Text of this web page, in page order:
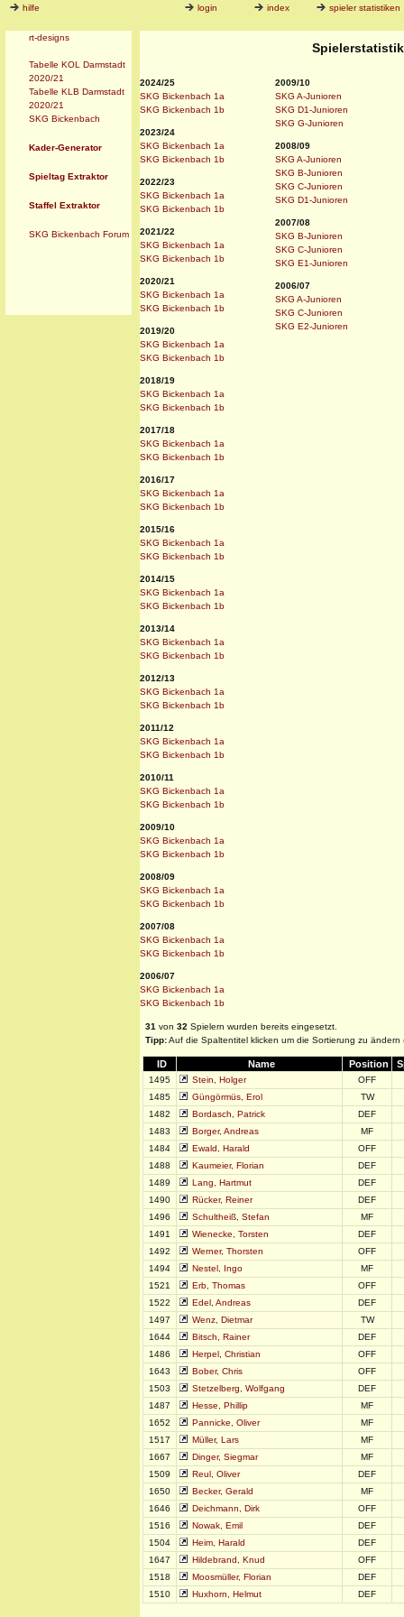
hilfe login index spieler statistiken
rt-designs
Tabelle KOL Darmstadt
2020/21
Tabelle KLB Darmstadt
2020/21
SKG Bickenbach
Kader-Generator
Spieltag Extraktor
Staffel Extraktor
SKG Bickenbach Forum
2024/25
SKG Bickenbach 1a
SKG Bickenbach 1b
2023/24
SKG Bickenbach 1a
SKG Bickenbach 1b
2022/23
SKG Bickenbach 1a
SKG Bickenbach 1b
2021/22
SKG Bickenbach 1a
SKG Bickenbach 1b
2020/21
SKG Bickenbach 1a
SKG Bickenbach 1b
2019/20
SKG Bickenbach 1a
SKG Bickenbach 1b
2018/19
SKG Bickenbach 1a
SKG Bickenbach 1b
2017/18
SKG Bickenbach 1a
SKG Bickenbach 1b
2016/17
SKG Bickenbach 1a
SKG Bickenbach 1b
2015/16
SKG Bickenbach 1a
SKG Bickenbach 1b
2014/15
SKG Bickenbach 1a
SKG Bickenbach 1b
2013/14
SKG Bickenbach 1a
SKG Bickenbach 1b
2012/13
SKG Bickenbach 1a
SKG Bickenbach 1b
2011/12
SKG Bickenbach 1a
SKG Bickenbach 1b
2010/11
SKG Bickenbach 1a
SKG Bickenbach 1b
2009/10
SKG Bickenbach 1a
SKG Bickenbach 1b
2008/09
SKG Bickenbach 1a
SKG Bickenbach 1b
2007/08
SKG Bickenbach 1a
SKG Bickenbach 1b
2006/07
SKG Bickenbach 1a
SKG Bickenbach 1b
2009/10
SKG A-Junioren
SKG D1-Junioren
SKG G-Junioren
2008/09
SKG A-Junioren
SKG B-Junioren
SKG C-Junioren
SKG D1-Junioren
2007/08
SKG B-Junioren
SKG C-Junioren
SKG E1-Junioren
2006/07
SKG A-Junioren
SKG C-Junioren
SKG E2-Junioren
31 von 32 Spielern wurden bereits eingesetzt.
Tipp:Auf die Spaltentitel klicken um die Sortierung zu
ID Name Position
1495 Stein, Holger
OFF
1485
Güngörmüs, Erol
TW
1482
Bordasch, Patrick
DEF
1483
Borger, Andreas
MF
1484
Ewald, Harald
OFF
1488
Kaumeier, Florian
DEF
1489
Lang, Hartmut
DEF
1490
Rücker, Reiner
DEF
1496
Schultheiß, Stefan
MF
1491
Wienecke, Torsten
DEF
1492
Werner, Thorsten
OFF
1494
Nestel, Ingo
MF
1521
Erb, Thomas
OFF
1522
Edel, Andreas
DEF
1497
Wenz, Dietmar
TW
1644
Bitsch, Rainer
DEF
1486
Herpel, Christian
OFF
1643
Bober, Chris
OFF
1503
Stetzelberg, Wolfgang
DEF
1487
Hesse, Phillip
MF
1652
Pannicke, Oliver
MF
1517
Müller, Lars
MF
1667
Dinger, Siegmar
MF
1509
Reul, Oliver
DEF
1650
Becker, Gerald
MF
1646
Deichmann, Dirk
OFF
1516
Nowak, Emil
DEF
1504
Heim, Harald
DEF
1647
Hildebrand, Knud
OFF
1518
Moosmüller, Florian
DEF
1510
Huxhorn, Helmut DEF